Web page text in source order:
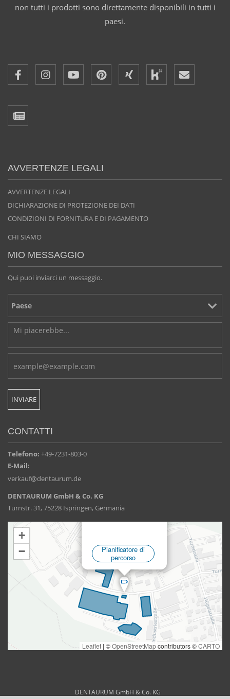
non tutti i prodotti sono direttamente disponibili in tutti i
paesi.
AVVERTENZE LEGALI
AVVERTENZE LEGALI
DICHIARAZIONE DI PROTEZIONE DEI DATI
CONDIZIONI DI FORNITURA E DI PAGAMENTO
CHI SIAMO
MIO MESSAGGIO
Qui puoi inviarci un messaggio.
CONTATTI
Telefono: +49-7231-803-0
E-Mail:
verkauf@dentaurum.de
DENTAURUM GmbH & Co. KG
Turnstr. 31, 75228 Ispringen, Germania
DENTAURUM GmbH & Co. KG